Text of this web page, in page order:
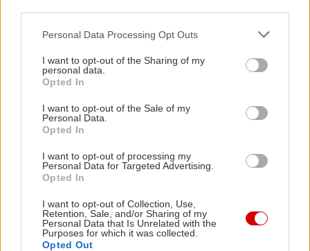
Please note that this website/app uses one or more Google
not limited to your visit or usage behaviour. You may click to
grant or deny consent to Google and its third-party tags to
use your data for below specified purposes in below Google
consent section.
Personal Data Processing Opt Outs
I want to opt-out of the Sharing of my
personal data.
Opted In
I want to opt-out of the Sale of my
Personal Data.
Opted In
I want to opt-out of processing my
Personal Data for Targeted Advertising.
Opted In
I want to opt-out of Collection, Use,
Retention, Sale, and/or Sharing of my
Personal Data that Is Unrelated with the
Purposes for which it was collected.
Opted Out
* Στις δεξιές στήλες μπορείτε να δείτε
παροχές των ταξιδιωτικών προσφορών.
ΣΧΕΤΙΚΑ LINKS
TUI: Η εκδρομή στο Παρίσι (τιμές-
προγράμματα)
TUI: Η εκδρομή στο Ντουμπάι
(πρόγραμμα- τιμές)